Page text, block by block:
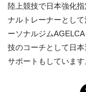
陸上競技で日本強化
ナルトレーナーとし
ーソナルジム
技のコーチとして日
サポートもしていま